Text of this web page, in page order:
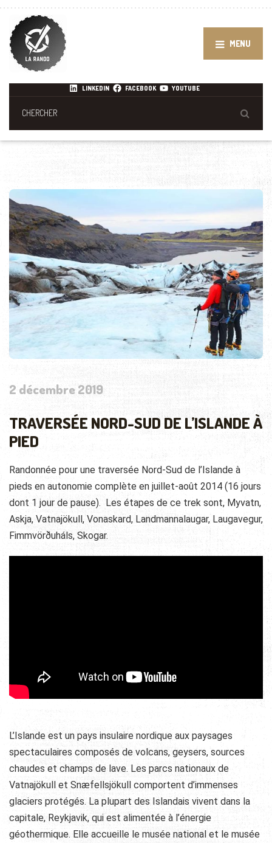
MENU
LINKEDIN FACEBOOK YOUTUBE
2 décembre 2019
TRAVERSÉE NORD-SUD DE L’ISLANDE À
PIED
Randonnée pour une traversée Nord-Sud de l’Islande à
pieds en autonomie complète en juillet-août 2014 (16 jours
dont 1 jour de pause). Les étapes de ce trek sont, Myvatn,
Askja, Vatnajökull, Vonaskard, Landmannalaugar, Laugavegur,
Fimmvörðuháls, Skogar.
L’Islande est un pays insulaire nordique aux paysages
spectaculaires composés de volcans, geysers, sources
chaudes et champs de lave. Les parcs nationaux de
Vatnajökull et Snæfellsjökull comportent d’immenses
glaciers protégés. La plupart des Islandais vivent dans la
capitale, Reykjavik, qui est alimentée à l’énergie
géothermique. Elle accueille le musée national et le musée